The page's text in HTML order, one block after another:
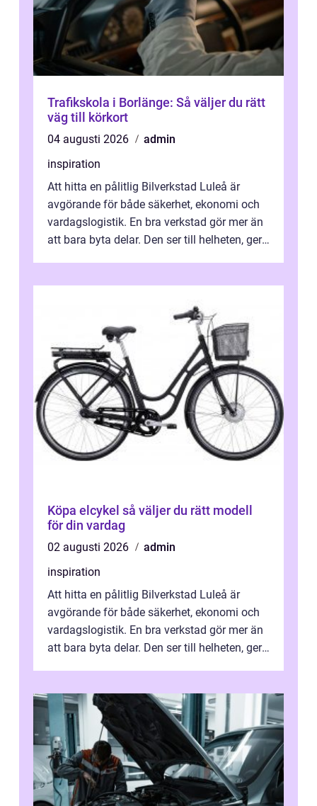
Trafikskola i Borlänge: Så väljer du rätt
väg till körkort
04 augusti 2026
admin
inspiration
Att hitta en pålitlig Bilverkstad Luleå är
avgörande för både säkerhet, ekonomi och
vardagslogistik. En bra verkstad gör mer än
att bara byta delar. Den ser till helheten, ger
Köpa elcykel så väljer du rätt modell
för din vardag
02 augusti 2026
admin
inspiration
Att hitta en pålitlig Bilverkstad Luleå är
avgörande för både säkerhet, ekonomi och
vardagslogistik. En bra verkstad gör mer än
att bara byta delar. Den ser till helheten, ger